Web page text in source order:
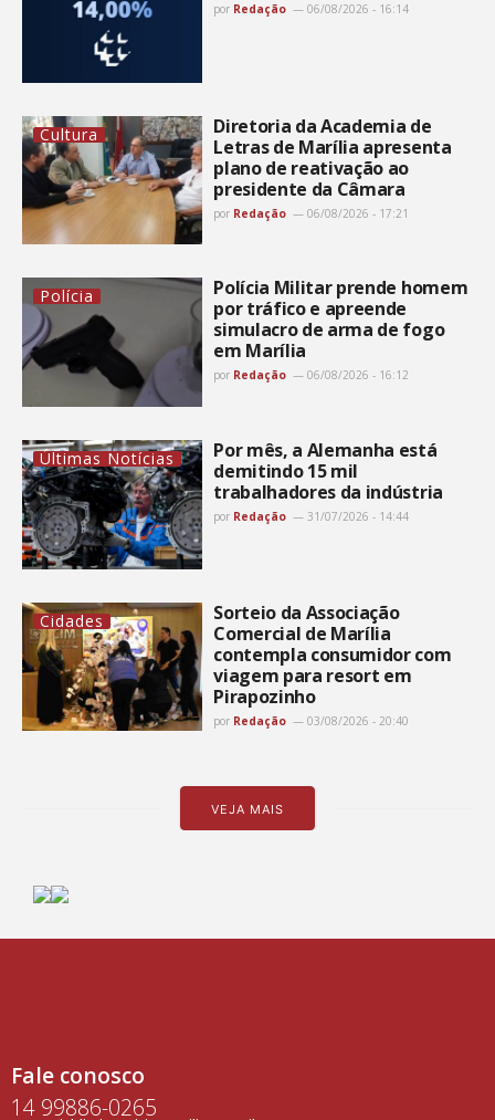
por Redação 06/08/2026 - 16:14
Cultura
Diretoria da Academia de
Letras de Marília apresenta
plano de reativação ao
presidente da Câmara
por Redação 06/08/2026 - 17:21
Polícia
Polícia Militar prende homem
por tráfico e apreende
simulacro de arma de fogo
em Marília
por Redação 06/08/2026 - 16:12
Últimas Notícias
Por mês, a Alemanha está
demitindo 15 mil
trabalhadores da indústria
por Redação 31/07/2026 - 14:44
Cidades
Sorteio da Associação
Comercial de Marília
contempla consumidor com
viagem para resort em
Pirapozinho
por Redação 03/08/2026 - 20:40
VEJA MAIS
Fale conosco
14 99886-0265